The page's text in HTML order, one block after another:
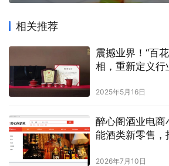
相关推荐
震撼业界！“百
相，重新定义行
2025年5月16日
醉心阁酒业电商
能酒类新零售，
2026年7月10日